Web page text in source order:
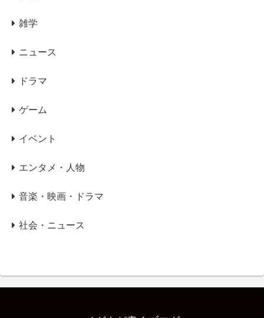
雑学
ニュース
ドラマ
ゲーム
イベント
エンタメ・人物
音楽・映画・ドラマ
社会・ニュース